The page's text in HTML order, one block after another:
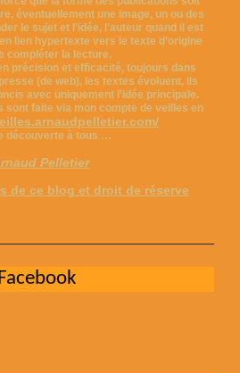
éventuellement une image, un ou des
le sujet et l’idée, l’auteur quand il est
lien hypertexte vers le texte d’origine
compléter la lecture.
précision et efficacité, toujours dans
presse (de web), les textes évoluent, ils
avec uniquement l’idée principale.
sont faite via mon compte de veilles en
découverte à tous …
Pelletier
de ce blog et droit de réserve